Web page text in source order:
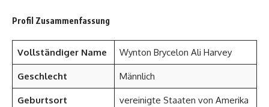
Profil Zusammenfassung
Vollständiger Name Wynton Brycelon Ali Harvey
Geschlecht Männlich
Geburtsort vereinigte Staaten von Amerika